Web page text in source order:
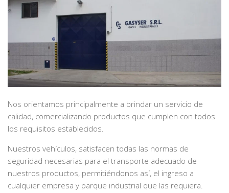
Nos orientamos principalmente a brindar un servicio de
calidad, comercializando productos que cumplen con todos
los requisitos establecidos.
Nuestros vehículos, satisfacen todas las normas de
seguridad necesarias para el transporte adecuado de
nuestros productos, permitiéndonos así, el ingreso a
cualquier empresa y parque industrial que las requiera.